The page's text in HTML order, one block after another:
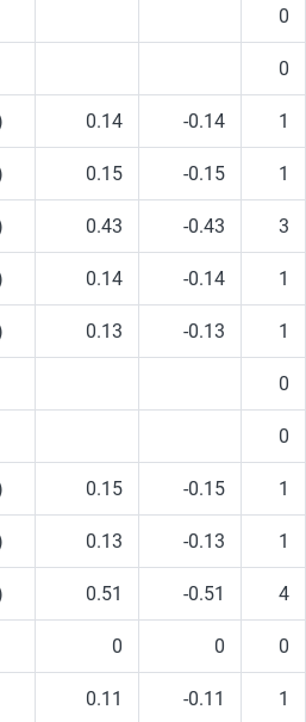
0
0
0.14 -0.14 1
0.15 -0.15 1
0.43 -0.43 3
0.14 -0.14 1
0.13 -0.13 1
0
0
0.15 -0.15 1
0.13 -0.13 1
0.51 -0.51 4
0 0 0
0.11 -0.11 1